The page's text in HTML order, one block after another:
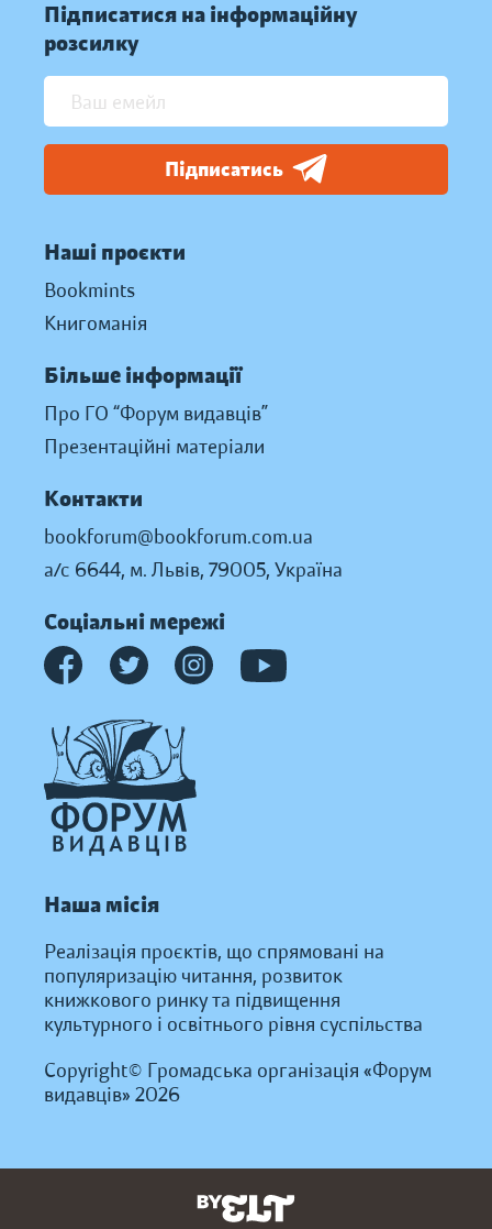
Підписатися на інформаційну
розсилку
Підписатись
Наші проєкти
Bookmints
Книгоманія
Більше інформації
Про ГО “Форум видавців”
Презентаційні матеріали
Контакти
bookforum@bookforum.com.ua
а/с 6644, м. Львів, 79005, Україна
Соціальні мережі
Наша місія
Реалізація проєктів, що спрямовані на
популяризацію читання, розвиток
книжкового ринку та підвищення
культурного і освітнього рівня суспільства
Copyright© Громадська організація «Форум
видавців» 2026